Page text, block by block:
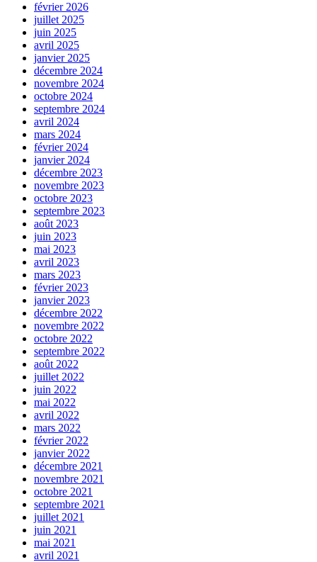
février 2026
juillet 2025
juin 2025
avril 2025
janvier 2025
décembre 2024
novembre 2024
octobre 2024
septembre 2024
avril 2024
mars 2024
février 2024
janvier 2024
décembre 2023
novembre 2023
octobre 2023
septembre 2023
août 2023
juin 2023
mai 2023
avril 2023
mars 2023
février 2023
janvier 2023
décembre 2022
novembre 2022
octobre 2022
septembre 2022
août 2022
juillet 2022
juin 2022
mai 2022
avril 2022
mars 2022
février 2022
janvier 2022
décembre 2021
novembre 2021
octobre 2021
septembre 2021
juillet 2021
juin 2021
mai 2021
avril 2021